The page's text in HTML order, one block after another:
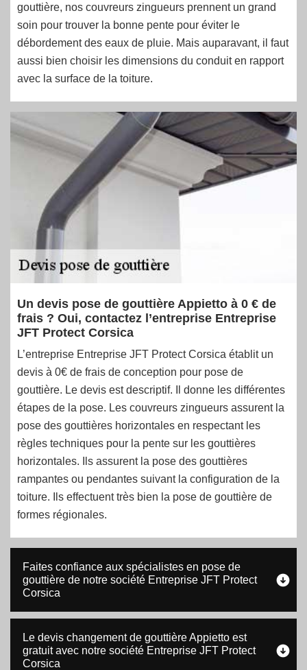
gouttière, nos couvreurs zingueurs prennent un grand
soin pour trouver la bonne pente pour éviter le
débordement des eaux de pluie. Mais auparavant, il faut
aussi bien choisir les dimensions du conduit en rapport
avec la surface de la toiture.
Un devis pose de gouttière Appietto à 0 € de
frais ? Oui, contactez l’entreprise Entreprise
JFT Protect Corsica
L’entreprise Entreprise JFT Protect Corsica établit un
devis à 0€ de frais de conception pour pose de
gouttière. Le devis est descriptif. Il donne les différentes
étapes de la pose. Les couvreurs zingueurs assurent la
pose des gouttières horizontales en respectant les
règles techniques pour la pente sur les gouttières
horizontales. Ils assurent la pose des gouttières
rampantes ou pendantes suivant la configuration de la
toiture. Ils effectuent très bien la pose de gouttière de
formes régionales.
Faites confiance aux spécialistes en pose de
gouttière de notre société Entreprise JFT Protect
Corsica
Le devis changement de gouttière Appietto est
gratuit avec notre société Entreprise JFT Protect
Corsica